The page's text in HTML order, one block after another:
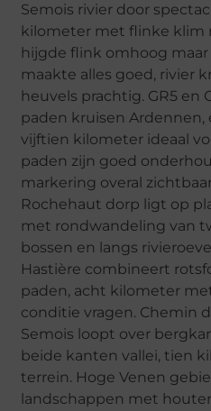
Semois rivier door
kilometer met flinke klim
hijgde flink omhoog
maakte alles goed, rivier
heuvels prachtig. GR5 en
paden kruisen
vijftien kilometer ideaal
paden zijn goed
markering overal
Rochehaut dorp ligt op
met rondwandeling van
bossen en langs
Hastière combineert
paden, acht kilometer
conditie vragen. Chemin
Semois loopt over
beide kanten vallei, tien
terrein. Hoge Venen
landschappen met